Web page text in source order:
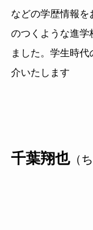
などの学歴情報を
のつくような進学
ました。学生時
介いたします
千葉翔也（